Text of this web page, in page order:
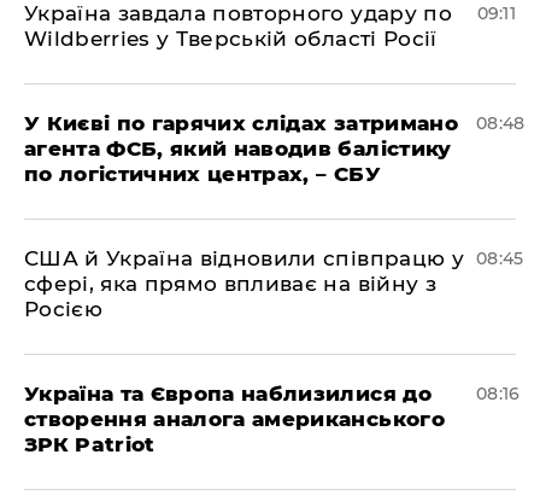
Україна завдала повторного удару по
Wildberries у Тверській області Росії
09:11
У Києві по гарячих слідах затримано
агента ФСБ, який наводив балістику
по логістичних центрах, – СБУ
08:48
США й Україна відновили співпрацю у
сфері, яка прямо впливає на війну з
Росією
08:45
Україна та Європа наблизилися до
створення аналога американського
ЗРК Patriot
08:16